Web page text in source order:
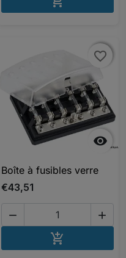

favorite_border
favorite_border
Boîte à fusibles verre
€43,51
 
